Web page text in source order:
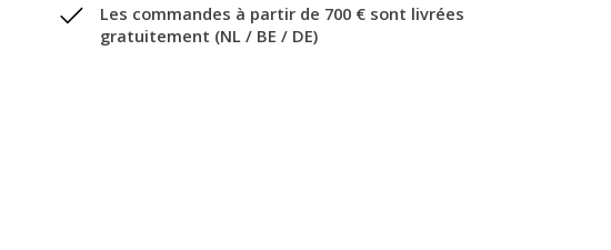
Les commandes à partir de 700 € sont livrées
gratuitement (NL / BE / DE)